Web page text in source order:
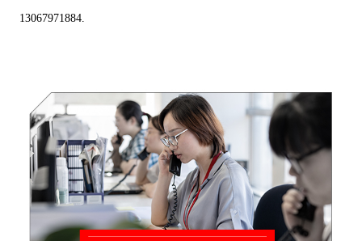
13067971884.